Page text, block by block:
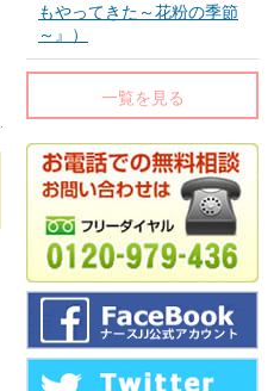
もやってきた～花粉の季節
～』）
一覧を見る